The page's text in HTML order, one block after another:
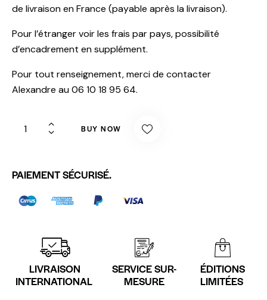
de livraison en France (payable après la livraison).
Pour l’étranger voir les frais par pays, possibilité
d’encadrement en supplément.
Pour tout renseignement, merci de contacter
Alexandre au 06 10 18 95 64.
BUY NOW
PAIEMENT SÉCURISÉ.
LIVRAISON
INTERNATIONAL
SERVICE SUR-
MESURE
ÉDITIONS
LIMITÉES